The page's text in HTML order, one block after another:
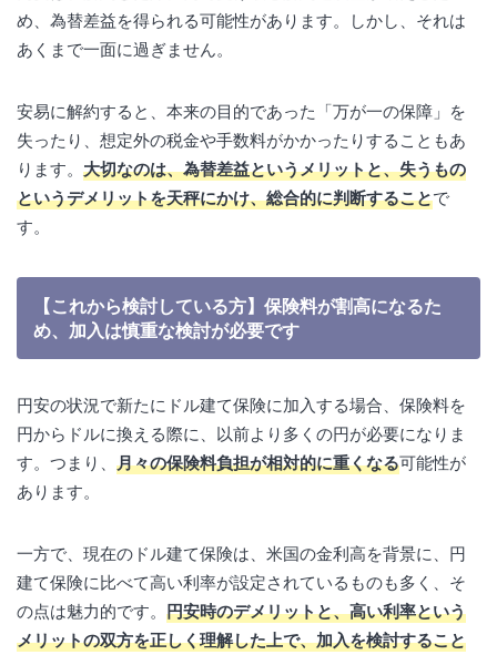
め、為替差益を得られる可能性があります。しかし、それは
あくまで一面に過ぎません。
安易に解約すると、本来の目的であった「万が一の保障」を
失ったり、想定外の税金や手数料がかかったりすることもあ
ります。 大切なのは、為替差益というメリットと、失うもの
というデメリットを天秤にかけ、総合的に判断することで
す。
【これから検討している方】保険料が割高になるた
め、加入は慎重な検討が必要です
円安の状況で新たにドル建て保険に加入する場合、保険料を
円からドルに換える際に、以前より多くの円が必要になりま
す。つまり、 月々の保険料負担が相対的に重くなる可能性が
あります。
一方で、現在のドル建て保険は、米国の金利高を背景に、円
建て保険に比べて高い利率が設定されているものも多く、そ
の点は魅力的です。 円安時のデメリットと、高い利率という
メリットの双方を正しく理解した上で、加入を検討すること